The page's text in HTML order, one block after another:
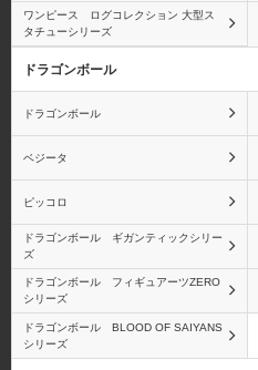
ブルック
バルトロメオ
ベポ
ワンピース ログコレクション 大型ス
タチューシリーズ
ドラゴンボール
ドラゴンボール
ベジータ
ピッコロ
ドラゴンボール ギガンティックシリー
ズ
ドラゴンボール フィギュアーツZERO
シリーズ
ドラゴンボール BLOOD OF SAIYANS
シリーズ